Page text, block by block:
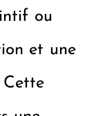
ou
et une
Cette